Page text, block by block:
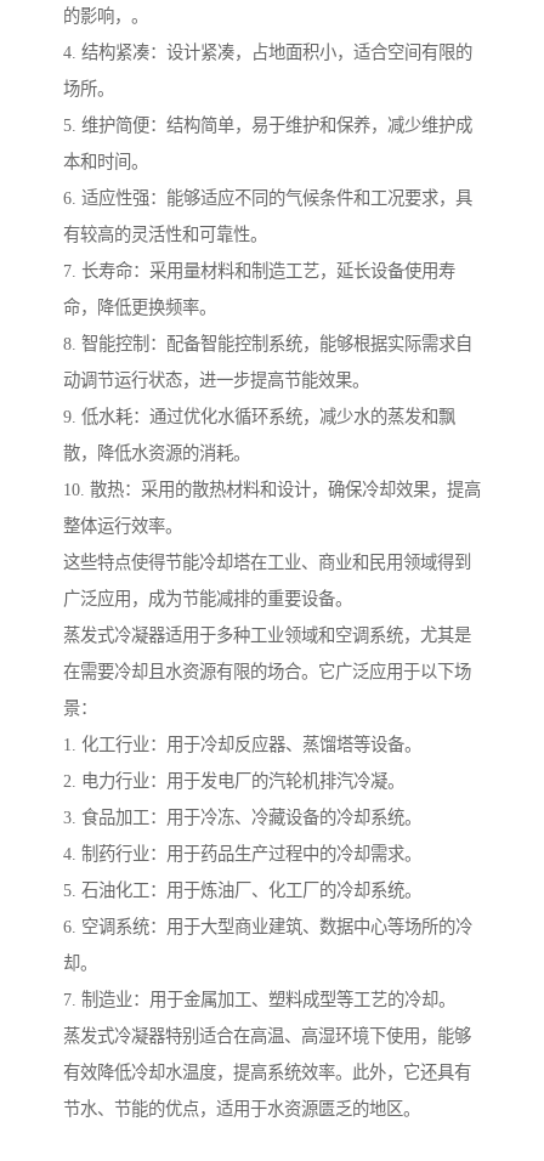
的影响，。
4. 结构紧凑：设计紧凑，占地面积小，适合空间有限的
场所。
5. 维护简便：结构简单，易于维护和保养，减少维护成
本和时间。
6. 适应性强：能够适应不同的气候条件和工况要求，具
有较高的灵活性和可靠性。
7. 长寿命：采用量材料和制造工艺，延长设备使用寿
命，降低更换频率。
8. 智能控制：配备智能控制系统，能够根据实际需求自
动调节运行状态，进一步提高节能效果。
9. 低水耗：通过优化水循环系统，减少水的蒸发和飘
散，降低水资源的消耗。
10. 散热：采用的散热材料和设计，确保冷却效果，提高
整体运行效率。
这些特点使得节能冷却塔在工业、商业和民用领域得到
广泛应用，成为节能减排的重要设备。
蒸发式冷凝器适用于多种工业领域和空调系统，尤其是
在需要冷却且水资源有限的场合。它广泛应用于以下场
景：
1. 化工行业：用于冷却反应器、蒸馏塔等设备。
2. 电力行业：用于发电厂的汽轮机排汽冷凝。
3. 食品加工：用于冷冻、冷藏设备的冷却系统。
4. 制药行业：用于药品生产过程中的冷却需求。
5. 石油化工：用于炼油厂、化工厂的冷却系统。
6. 空调系统：用于大型商业建筑、数据中心等场所的冷
却。
7. 制造业：用于金属加工、塑料成型等工艺的冷却。
蒸发式冷凝器特别适合在高温、高湿环境下使用，能够
有效降低冷却水温度，提高系统效率。此外，它还具有
节水、节能的优点，适用于水资源匮乏的地区。